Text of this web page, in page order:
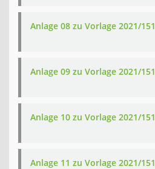
Anlage 08 zu Vorlage 2021/151
Anlage 09 zu Vorlage 2021/151
Anlage 10 zu Vorlage 2021/151
Anlage 11 zu Vorlage 2021/151